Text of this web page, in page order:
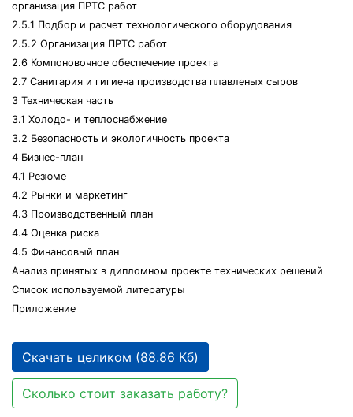
организация ПРТС работ
2.5.1 Подбор и расчет технологического оборудования
2.5.2 Организация ПРТС работ
2.6 Компоновочное обеспечение проекта
2.7 Санитария и гигиена производства плавленых сыров
3 Техническая часть
3.1 Холодо- и теплоснабжение
3.2 Безопасность и экологичность проекта
4 Бизнес-план
4.1 Резюме
4.2 Рынки и маркетинг
4.3 Производственный план
4.4 Оценка риска
4.5 Финансовый план
Анализ принятых в дипломном проекте технических решений
Список используемой литературы
Приложение
Скачать целиком (88.86 Кб)
Сколько стоит заказать работу?